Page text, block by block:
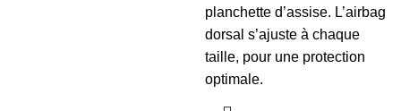
planchette d’assise. L’airbag
dorsal s’ajuste à chaque
taille, pour une protection
optimale.